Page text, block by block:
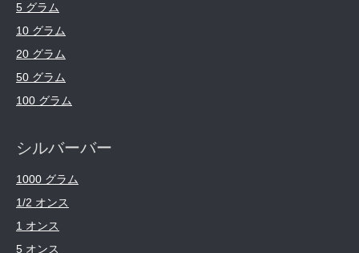
5 グラム
10 グラム
20 グラム
50 グラム
100 グラム
シルバーバー
1000 グラム
1/2 オンス
1 オンス
5 オンス